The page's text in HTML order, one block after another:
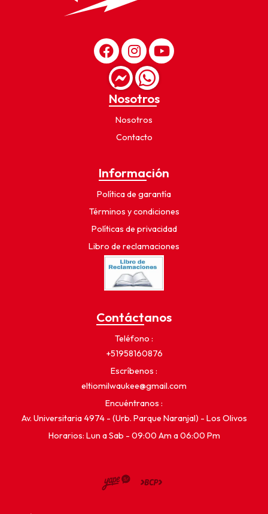
Nosotros
Nosotros
Contacto
Información
Política de garantía
Términos y condiciones
Políticas de privacidad
Libro de reclamaciones
Contáctanos
Teléfono
+51958160876
Escríbenos
eltiomilwaukee@gmail.com
Encuéntranos
Av. Universitaria 4974 - (Urb. Parque Naranjal) - Los Olivos
Horarios: Lun a Sab - 09:00 Am a 06:00 Pm